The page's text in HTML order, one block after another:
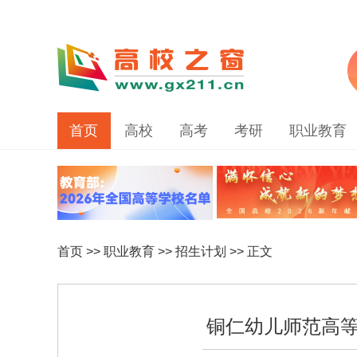
首页 高校 高考 考研 职业教育
首页 >> 职业教育 >> 招生计划 >> 正文
铜仁幼儿师范高